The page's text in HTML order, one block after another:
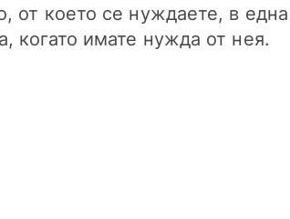
от което се нуждаете, в една
когато имате нужда от нея.